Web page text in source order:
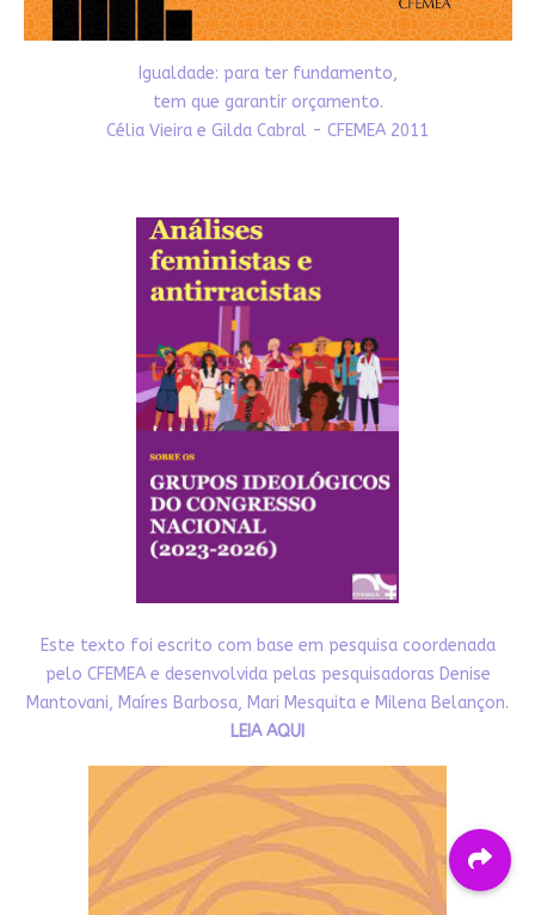
Igualdade: para ter fundamento,
tem que garantir orçamento.
Célia Vieira e Gilda Cabral - CFEMEA 2011
Este texto foi escrito com base em pesquisa coordenada
pelo CFEMEA e desenvolvida pelas pesquisadoras Denise
Mantovani, Maíres Barbosa, Mari Mesquita e Milena Belançon.
LEIA AQUI